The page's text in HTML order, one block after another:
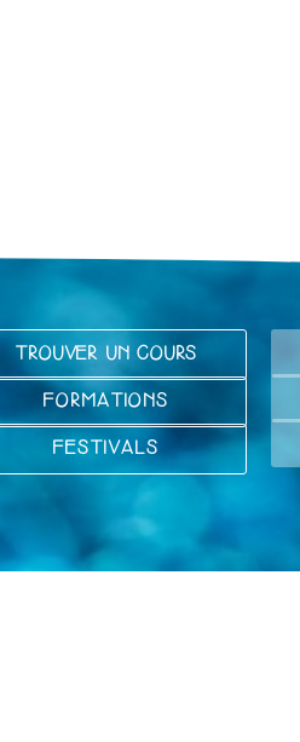
TROUVER UN COURS
FORMATIONS
FESTIVALS